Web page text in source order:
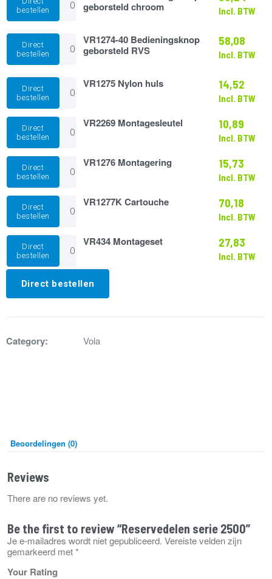
bestellen
Bedieningsknop
chroom
aantal
geborsteld chroom
Incl. BTW
Direct
bestellen
VR1274-
Bedieningsknop
RVS
aantal
VR1274-40 Bedieningsknop
geborsteld RVS
58,08
Incl. BTW
Direct
bestellen
VR1275
Nylon
huls
aantal
VR1275 Nylon huls 14,52
Incl. BTW
Direct
bestellen
VR2269
Montagesleutel
aantal
VR2269 Montagesleutel 10,89
Incl. BTW
Direct
bestellen
VR1276
Montagering
aantal
VR1276 Montagering 15,73
Incl. BTW
Direct
bestellen
VR1277K
Cartouche
aantal
VR1277K Cartouche 70,18
Incl. BTW
Direct
bestellen
VR434
Montageset
aantal
VR434 Montageset 27,83
Incl. BTW
Direct bestellen
Category: Vola
Beoordelingen (0)
Reviews
There are no reviews yet.
Be the first to review “Reservedelen serie 2500”
Je e-mailadres wordt niet gepubliceerd. Vereiste velden zijn
gemarkeerd met*
Your Rating